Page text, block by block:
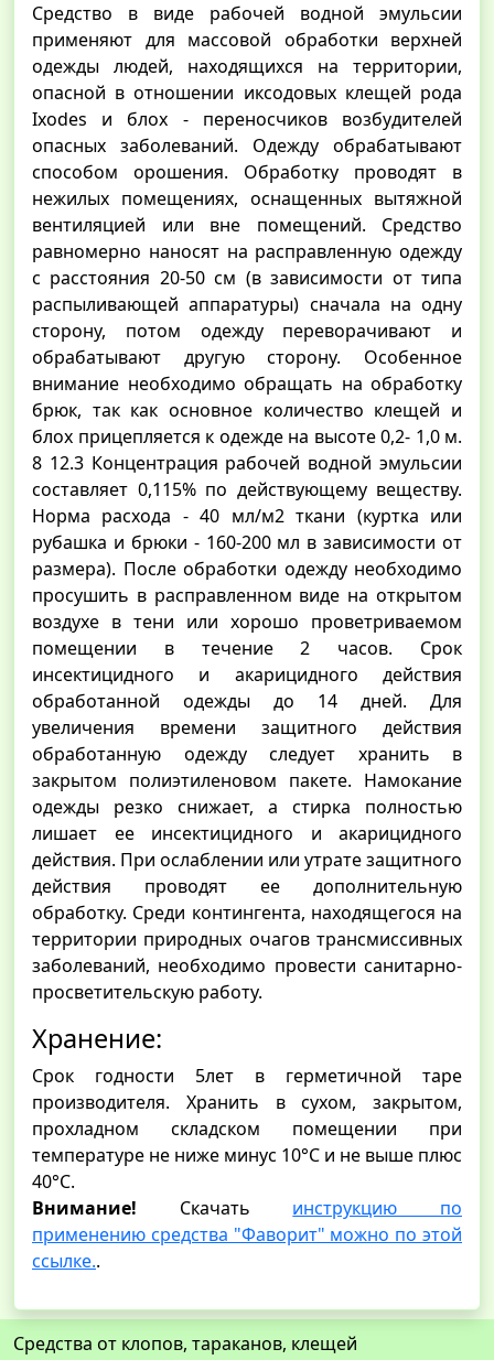
Средство в виде рабочей водной эмульсии
применяют для массовой обработки верхней
одежды людей, находящихся на территории,
опасной в отношении иксодовых клещей рода
Ixodes и блох - переносчиков возбудителей
опасных заболеваний. Одежду обрабатывают
способом орошения. Обработку проводят в
нежилых помещениях, оснащенных вытяжной
вентиляцией или вне помещений. Средство
равномерно наносят на расправленную одежду
с расстояния 20-50 см (в зависимости от типа
распыливающей аппаратуры) сначала на одну
сторону, потом одежду переворачивают и
обрабатывают другую сторону. Особенное
внимание необходимо обращать на обработку
брюк, так как основное количество клещей и
блох прицепляется к одежде на высоте 0,2- 1,0 м.
8 12.3 Концентрация рабочей водной эмульсии
составляет 0,115% по действующему веществу.
Норма расхода - 40 мл/м2 ткани (куртка или
рубашка и брюки - 160-200 мл в зависимости от
размера). После обработки одежду необходимо
просушить в расправленном виде на открытом
воздухе в тени или хорошо проветриваемом
помещении в течение 2 часов. Срок
инсектицидного и акарицидного действия
обработанной одежды до 14 дней. Для
увеличения времени защитного действия
обработанную одежду следует хранить в
закрытом полиэтиленовом пакете. Намокание
одежды резко снижает, а стирка полностью
лишает ее инсектицидного и акарицидного
действия. При ослаблении или утрате защитного
действия проводят ее дополнительную
обработку. Среди контингента, находящегося на
территории природных очагов трансмиссивных
заболеваний, необходимо провести санитарно-
просветительскую работу.
Хранение:
Срок годности 5лет в герметичной таре
производителя. Хранить в сухом, закрытом,
прохладном складском помещении при
температуре не ниже минус 10°С и не выше плюс
40°С.
Внимание! Скачать инструкцию по
применению средства "Фаворит" можно по этой
ссылке..
Средства от клопов, тараканов, клещей